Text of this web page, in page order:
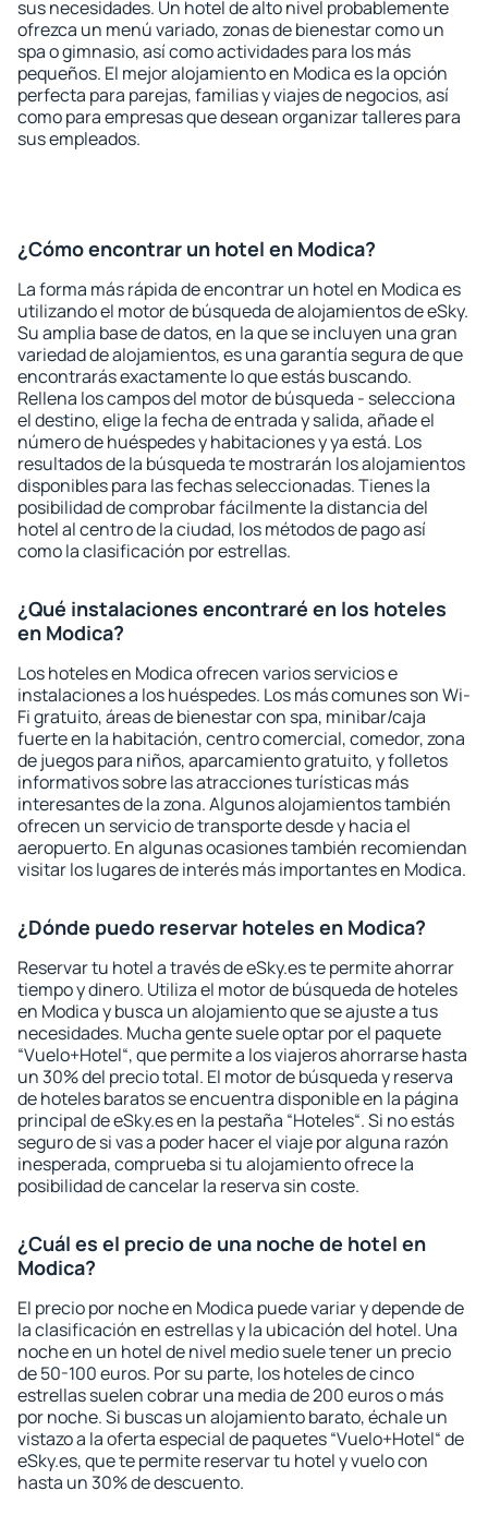
sus necesidades. Un hotel de alto nivel probablemente
ofrezca un menú variado, zonas de bienestar como un
spa o gimnasio, así como actividades para los más
pequeños. El mejor alojamiento en Modica es la opción
perfecta para parejas, familias y viajes de negocios, así
como para empresas que desean organizar talleres para
sus empleados.
¿Cómo encontrar un hotel en Modica?
La forma más rápida de encontrar un hotel en Modica es
utilizando el motor de búsqueda de alojamientos de eSky.
Su amplia base de datos, en la que se incluyen una gran
variedad de alojamientos, es una garantía segura de que
encontrarás exactamente lo que estás buscando.
Rellena los campos del motor de búsqueda - selecciona
el destino, elige la fecha de entrada y salida, añade el
número de huéspedes y habitaciones y ya está. Los
resultados de la búsqueda te mostrarán los alojamientos
disponibles para las fechas seleccionadas. Tienes la
posibilidad de comprobar fácilmente la distancia del
hotel al centro de la ciudad, los métodos de pago así
como la clasificación por estrellas.
¿Qué instalaciones encontraré en los hoteles
en Modica?
Los hoteles en Modica ofrecen varios servicios e
instalaciones a los huéspedes. Los más comunes son Wi-
Fi gratuito, áreas de bienestar con spa, minibar/caja
fuerte en la habitación, centro comercial, comedor, zona
de juegos para niños, aparcamiento gratuito, y folletos
informativos sobre las atracciones turísticas más
interesantes de la zona. Algunos alojamientos también
ofrecen un servicio de transporte desde y hacia el
aeropuerto. En algunas ocasiones también recomiendan
visitar los lugares de interés más importantes en Modica.
¿Dónde puedo reservar hoteles en Modica?
Reservar tu hotel a través de eSky.es te permite ahorrar
tiempo y dinero. Utiliza el motor de búsqueda de hoteles
en Modica y busca un alojamiento que se ajuste a tus
necesidades. Mucha gente suele optar por el paquete
“Vuelo+Hotel“, que permite a los viajeros ahorrarse hasta
un 30% del precio total. El motor de búsqueda y reserva
de hoteles baratos se encuentra disponible en la página
principal de eSky.es en la pestaña “Hoteles“. Si no estás
seguro de si vas a poder hacer el viaje por alguna razón
inesperada, comprueba si tu alojamiento ofrece la
posibilidad de cancelar la reserva sin coste.
¿Cuál es el precio de una noche de hotel en
Modica?
El precio por noche en Modica puede variar y depende de
la clasificación en estrellas y la ubicación del hotel. Una
noche en un hotel de nivel medio suele tener un precio
de 50-100 euros. Por su parte, los hoteles de cinco
estrellas suelen cobrar una media de 200 euros o más
por noche. Si buscas un alojamiento barato, échale un
vistazo a la oferta especial de paquetes “Vuelo+Hotel“ de
eSky.es, que te permite reservar tu hotel y vuelo con
hasta un 30% de descuento.